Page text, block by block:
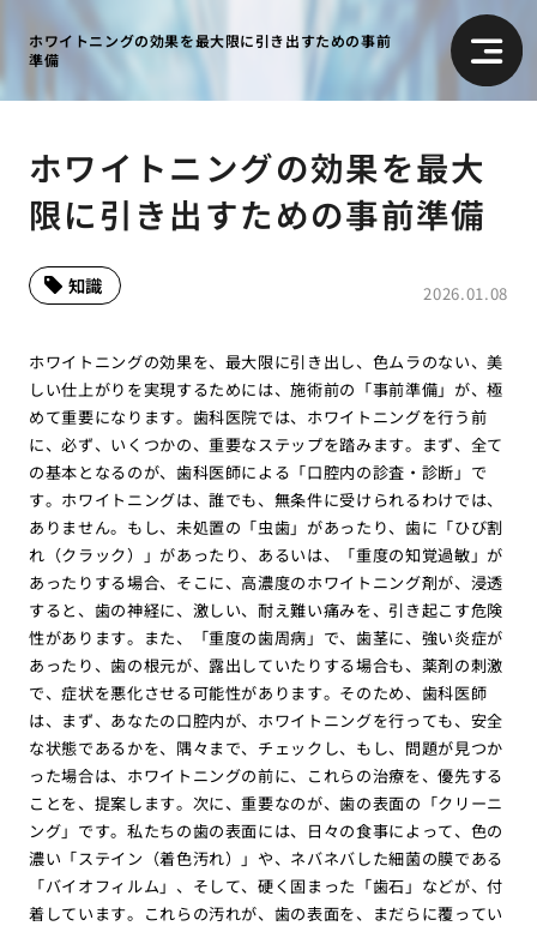
ホワイトニングの効果を最大限に引き出すための事前
準備
ホワイトニングの効果を最大
限に引き出すための事前準備
2026.01.08
知識
ホワイトニングの効果を、最大限に引き出し、色ムラのない、美
しい仕上がりを実現するためには、施術前の「事前準備」が、極
めて重要になります。歯科医院では、ホワイトニングを行う前
に、必ず、いくつかの、重要なステップを踏みます。まず、全て
の基本となるのが、歯科医師による「口腔内の診査・診断」で
す。ホワイトニングは、誰でも、無条件に受けられるわけでは、
ありません。もし、未処置の「虫歯」があったり、歯に「ひび割
れ（クラック）」があったり、あるいは、「重度の知覚過敏」が
あったりする場合、そこに、高濃度のホワイトニング剤が、浸透
すると、歯の神経に、激しい、耐え難い痛みを、引き起こす危険
性があります。また、「重度の歯周病」で、歯茎に、強い炎症が
あったり、歯の根元が、露出していたりする場合も、薬剤の刺激
で、症状を悪化させる可能性があります。そのため、歯科医師
は、まず、あなたの口腔内が、ホワイトニングを行っても、安全
な状態であるかを、隅々まで、チェックし、もし、問題が見つか
った場合は、ホワイトニングの前に、これらの治療を、優先する
ことを、提案します。次に、重要なのが、歯の表面の「クリーニ
ング」です。私たちの歯の表面には、日々の食事によって、色の
濃い「ステイン（着色汚れ）」や、ネバネバした細菌の膜である
「バイオフィルム」、そして、硬く固まった「歯石」などが、付
着しています。これらの汚れが、歯の表面を、まだらに覆ってい